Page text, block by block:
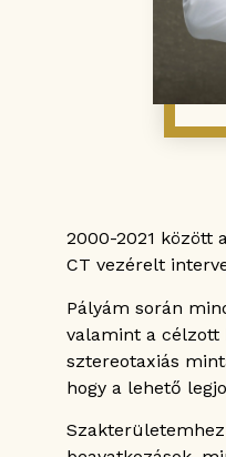
2000-2021 között
CT vezérelt
Pályám során
valamint a célzott
sztereotaxiás
hogy a lehető